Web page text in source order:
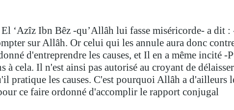
‘Azîz Ibn Bêz -qu’Allâh lui fasse miséricorde- a dit :
sur Allâh. Or celui qui les annule aura donc
d'entreprendre les causes, et Il en a même incité -
cela. Il n'est ainsi pas autorisé au croyant de
pratique les causes. C'est pourquoi Allâh a d'ailleurs
ce faire ordonné d'accomplir le rapport conjugal.